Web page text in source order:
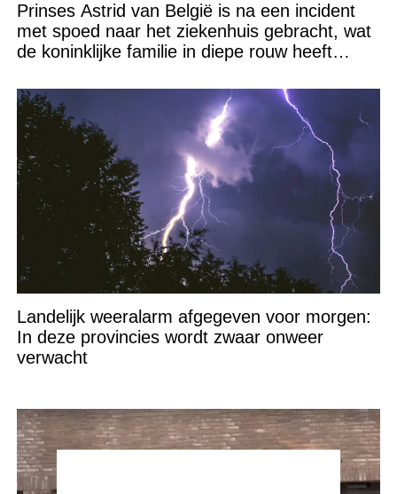
Prinses Astrid van België is na een incident
met spoed naar het ziekenhuis gebracht, wat
de koninklijke familie in diepe rouw heeft
Landelijk weeralarm afgegeven voor morgen:
In deze provincies wordt zwaar onweer
verwacht